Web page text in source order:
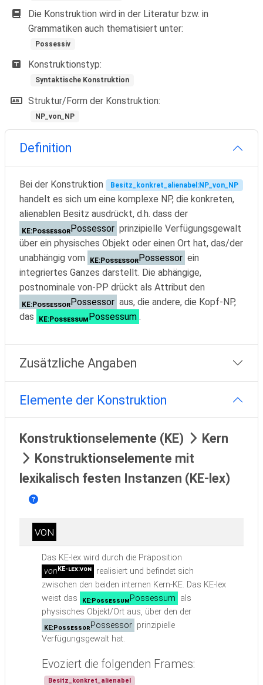
Die Konstruktion wird in der Literatur bzw. in
Grammatiken auch thematisiert unter:
Possessiv
Konstruktionstyp:
Syntaktische Konstruktion
Struktur/Form der Konstruktion:
NP_von_NP
Definition
Bei der Konstruktion Besitz_konkret_alienabel:NP_von_NP
handelt es sich um eine komplexe NP, die konkreten,
alienablen Besitz ausdrückt, d.h. dass der
KE:PossessorPossessor prinzipielle Verfügungsgewalt
über ein physisches Objekt oder einen Ort hat, das/der
unabhängig vom
KE:PossessorPossessor ein
integriertes Ganzes darstellt. Die abhängige,
postnominale von-PP drückt als Attribut den
KE:PossessorPossessor aus, die andere, die Kopf-NP,
das
KE:PossessumPossessum .
Zusätzliche Angaben
Elemente der Konstruktion
Konstruktionselemente (KE)
Kern
Konstruktionselemente mit
lexikalisch festen Instanzen (KE-lex)
von
Das KE-lex wird durch die Präposition
vonKE-lex:von
realisiert und befindet sich
zwischen den beiden internen Kern-KE. Das KE-lex
weist das
KE:Possessum Possessum als
physisches Objekt/Ort aus, über den der
KE:Possessor Possessor prinzipielle
Verfügungsgewalt hat.
Evoziert die folgenden Frames:
Besitz_konkret_alienabel